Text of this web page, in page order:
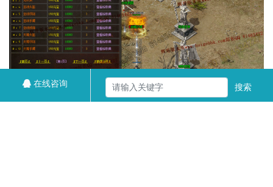
在线咨询 搜索